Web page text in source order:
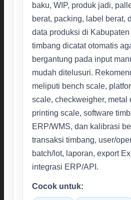
baku, WIP, produk jadi,
berat, packing, label berat,
data produksi di
timbang dicatat otomatis
bergantung pada input
mudah ditelusuri.
meliputi bench scale,
scale, checkweigher, metal
printing scale, software
ERP/WMS, dan kalibrasi
transaksi timbang, user/
batch/lot, laporan, export
integrasi ERP/API.
Cocok untuk: